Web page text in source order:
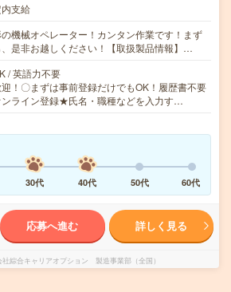
支給
機械オペレーター！カンタン作業です！まず
是非お越しください！【取扱製品情報】…
/ 英語力不要
！〇まずは事前登録だけでもOK！履歴書不要
ンライン登録★氏名・職種などを入力す…
30代 40代 50代 60代
応募へ進む 詳しく見る
社綜合キャリアオプション 製造事業部（全国）